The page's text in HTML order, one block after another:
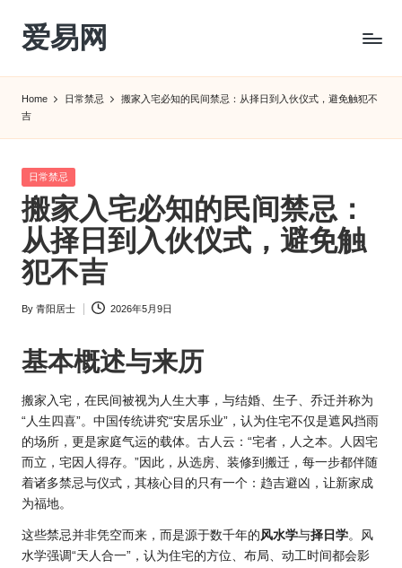
Skip
content
爱易网
阳
农
历
阴
历
查
询
Home 日常禁忌
搬家入宅必知的民间禁忌：从择日到入伙仪式，避免触犯不
吉
Posted
日常禁忌
搬家入宅必知的民间禁忌：
从择日到入伙仪式，避免触
犯不吉
Posted
By 青阳居士 2026年5月9日
基本概述与来历
搬家入宅，在民间被视为人生大事，与结婚、生子、乔迁并称为
“人生四喜”。中国传统讲究“安居乐业”，认为住宅不仅是遮风挡雨
的场所，更是家庭气运的载体。古人云：“宅者，人之本。人因宅
而立，宅因人得存。”因此，从选房、装修到搬迁，每一步都伴随
着诸多禁忌与仪式，其核心目的只有一个：趋吉避凶，让新家成
为福地。
这些禁忌并非凭空而来，而是源于数千年的 风水学与择日学。风
水学强调“天人合一”，认为住宅的方位、布局、动工时间都会影